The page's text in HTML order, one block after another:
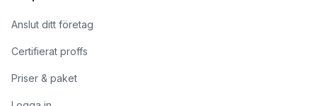
Anslut ditt företag
Certifierat proffs
Priser & paket